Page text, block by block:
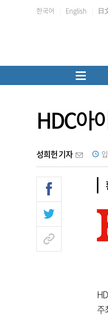
한국어 English 日
HDC아
성희헌 기자
주